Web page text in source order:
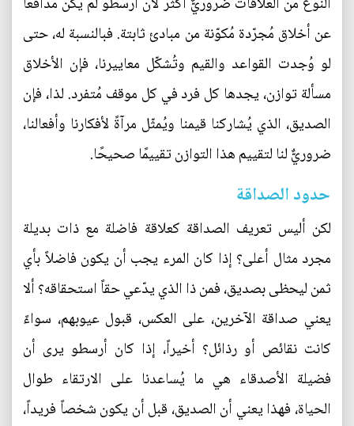
عن أخلاق مُجرّدة مُكوّنة من مبادئ ثابتة. فبالنسبة له، حتى
لو وُجدت القواعد والقيم وتُشكّل معاييرنا، فإن الأخلاق
مسألة توازن، يجدها كل فرد في كل موقف مُتفرد. لذا، فإن
الصديق، الذي يُشاركنا قيمنا ويُمثّل مرآةً لأفكارنا وأفعالنا،
ضروريٌّ لنا لتقييم هذا التوازن تقييمًا صحيحًا.
حدود الصداقة
لكن أليس تعريف الصداقة كعلاقة فاضلة مع ذات بديلة
مجرد مثال أعلى؟ إذا كان المرء يجب أن يكون فاضلاً بأي
ثمن ليحظى بصديق، فمن ذا الذي يدّعي حقاً استحقاقه؟ ألا
يعني صداقة الآخرين، على العكس، قبول عيوبهم، سواءً
كانت نقائص أو رذائل؟ أخيراً، إذا كان أرسطو يرى أن
فضيلة الأصدقاء هي ما يُساعدنا على الارتقاء طوال
الحياة، فهذا يعني أن الصديق، قبل أن يكون شخصاً فريداً،